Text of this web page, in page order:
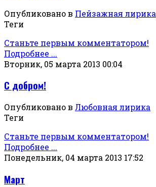
Опубликовано в Пейзажная лирика
Теги
Станьте первым комментатором!
Подробнее ...
Вторник, 05 марта 2013 00:04
С добром!
Опубликовано в Любовная лирика
Теги
Станьте первым комментатором!
Подробнее ...
Понедельник, 04 марта 2013 17:52
Март